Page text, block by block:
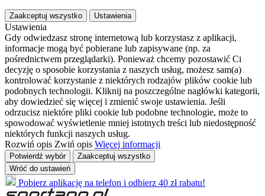
Zaakceptuj wszystko Ustawienia
Ustawienia
Gdy odwiedzasz stronę internetową lub korzystasz z aplikacji,
informacje mogą być pobierane lub zapisywane (np. za
pośrednictwem przeglądarki). Ponieważ chcemy pozostawić Ci
decyzję o sposobie korzystania z naszych usług, możesz sam(a)
kontrolować korzystanie z niektórych rodzajów plików cookie lub
podobnych technologii. Kliknij na poszczególne nagłówki kategorii,
aby dowiedzieć się więcej i zmienić swoje ustawienia. Jeśli
odrzucisz niektóre pliki cookie lub podobne technologie, może to
spowodować wyświetlenie mniej istotnych treści lub niedostępność
niektórych funkcji naszych usług.
Rozwiń opis Zwiń opis Więcej informacji
Potwierdź wybór
Zaakceptuj wszystko
Wróć do ustawień
Pobierz aplikację na telefon i odbierz 40 zł rabatu!